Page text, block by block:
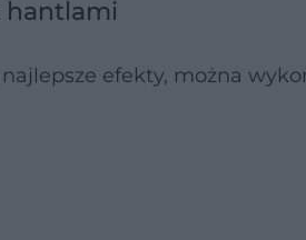
hantlami
efekty, można